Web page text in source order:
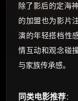
除了影后的定海
的加盟也为影片
演的年轻搭档性
情互动和观念碰
与家族传承感。
同类电影推荐：